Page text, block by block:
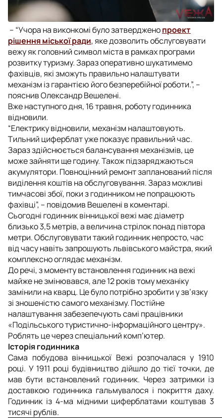
– “Учора на виконкомі було затвердженопроект
рішення міської ради, яке дозволить обслуговувати
вежу як головний символ міста в рамках програми
розвитку туризму. Зараз оперативно шукатимемо
фахівців, які зможуть правильно налаштувати
механізм із гарантією його безперебійної роботи.”, –
пояснив Олександр Вешелені.
Вже наступного дня, 16 травня, роботу годинника
відновили.
“Електрику відновили, механізм налаштовують.
Тильний циферблат уже показує правильний час.
Зараз здійснюється балансування механізмів, це
може зайняти ще годину. Також підзаряджаються
акумулятори. Повноцінний ремонт запланований після
виділення коштів на обслуговування. Зараз можливі
тимчасові збої, поки з годинником не попрацюють
фахівці”, – повідомив Вешелені в коментарі.
Сьогодні годинник вінницької вежі має діаметр
близько 3,5 метрів, а величина стрілок понад півтора
метри. Обслуговувати такий годинник непросто, час
від часу навіть запрошують львівського майстра, який
комплексно оглядає механізм.
До речі, з моменту встановлення годинник на вежі
майже не змінювався, але 12 років тому механіку
замінили на кварц. Це було потрібно зробити у зв’язку
зі зношеністю самого механізму. Постійне
налаштування забезепечують самі працівники
«Подільського туристично-інформаційного центру».
Роблять це через спеціальний комп’ютер.
Історія годинника
Сама побудова вінницької Вежі розпочалася у 1910
році. У 1911 році будівництво дійшло до тієї точки, де
мав бути встановлений годинник. Через затримки із
доставкою годинника гальмувалося і покриття даху.
Годинник із 4-ма мідними циферблатами коштував 3
тисячі рублів.